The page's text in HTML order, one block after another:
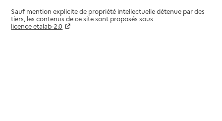
Sauf mention explicite de propriété intellectuelle détenue par des
tiers, les contenus de ce site sont proposés sous
licence etalab-2.0